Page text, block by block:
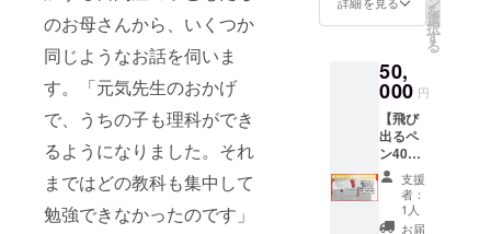
のお母さんから、いくつか
同じようなお話を伺いま
す。「元気先生のおかげ
で、うちの子も理科ができ
るようになりました。それ
まではどの教科も集中して
勉強できなかったのです」
Cd[カド
In Sn
Sb[輝安
Pr Nd
Sm Eu
Gd Tm
Ho Yb
Hf Ta W
Re Pt
Au Pb
丈61.5
女性 SS
ズ 肩
幅38/胸
囲96/着
丈96/袖
丈53 S
サイ
ズ 肩
幅39/胸
囲100/
着丈98/
すこと
ができ
「マイ
ボト
ル」の
使用で
す。 海
洋プラ
スチッ
ク問題
の概要
う！ 白
衣サイ
Sサイ
ズ 肩
幅44/胸
囲112/
着丈
106/袖
丈56.5
書ける
す。将
来偉大
な科学
者を目
指して
もらい
たい子
ども達
へのプ
レゼン
を
選
択
す
る
50,
000 円
【飛び
出るペ
ン40本
セッ
ト】 裏
面には
偉大な
支援
者：
1人
お届